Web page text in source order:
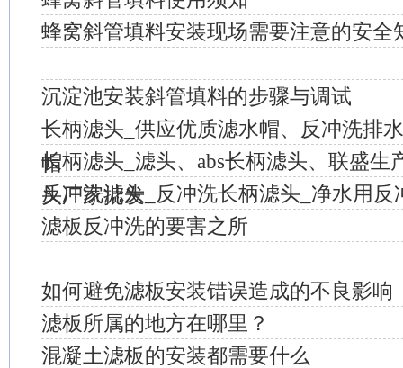
蜂窝斜管填料安装现场需要注意的安全
沉淀池安装斜管填料的步骤与调试
长柄滤头_供应优质滤水帽、反冲洗排
帽
长柄滤头_滤头、abs长柄滤头、联盛生
头厂家批发
反冲洗滤头_反冲洗长柄滤头_净水用反
滤板反冲洗的要害之所
如何避免滤板安装错误造成的不良影响
滤板所属的地方在哪里？
混凝土滤板的安装都需要什么